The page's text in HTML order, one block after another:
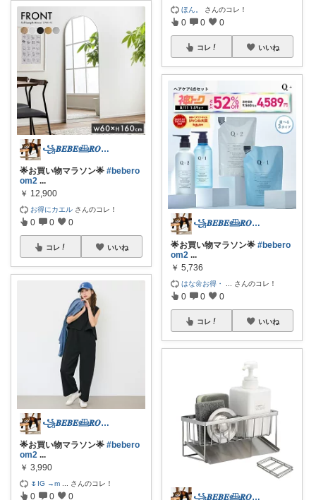
꧁𝑩𝑬𝑩𝑬𓊝𝑹𝑶𝑶𝑴꧂
🌟お買い物マラソン🌟 #bebero
om2 ...
￥ 12,900
お得にカエル さんのコレ！
0 0 0
コレ いいね
꧁𝑩𝑬𝑩𝑬𓊝𝑹𝑶𝑶𝑴꧂
🌟お買い物マラソン🌟 #bebero
om2 ...
￥ 3,990
🌷IG →m さんのコレ！
0 0 0
ほん。 さんのコレ！
0 0 0
コレ いいね
꧁𝑩𝑬𝑩𝑬𓊝𝑹𝑶𝑶𝑴꧂
🌟お買い物マラソン🌟 #bebero
om2 ...
￥ 5,736
はな🌼お得・ さんのコレ！
0 0 0
コレ いいね
꧁𝑩𝑬𝑩𝑬𓊝𝑹𝑶𝑶𝑴꧂